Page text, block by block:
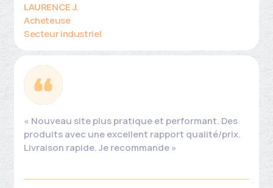
LAURENCE J.
Acheteuse
Secteur industriel
« Nouveau site plus pratique et performant. Des
produits avec une excellent rapport qualité/prix.
Livraison rapide. Je recommande »